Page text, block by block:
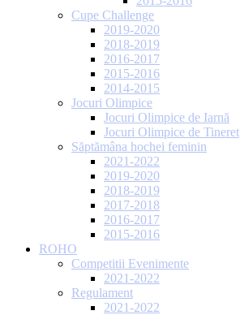
Cupe Challenge
2019-2020
2018-2019
2016-2017
2015-2016
2014-2015
Jocuri Olimpice
Jocuri Olimpice de Iarnă
Jocuri Olimpice de Tineret
Săptămâna hochei feminin
2021-2022
2019-2020
2018-2019
2017-2018
2016-2017
2015-2016
ROHO
Competitii Evenimente
2021-2022
Regulament
2021-2022